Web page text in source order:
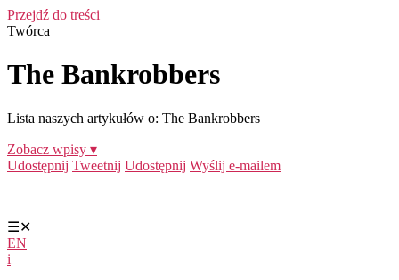
Przejdź do treści
Twórca
The Bankrobbers
Lista naszych artykułów o: The Bankrobbers
Zobacz wpisy ▾
Udostępnij Tweetnij Udostępnij Wyślij e-mailem
☰✕
EN
i